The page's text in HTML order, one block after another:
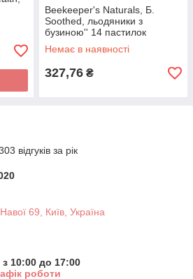
Beekeeper's Naturals, Б.
Soothed, льодяники з
бузиною'' 14 пастилок
Немає в наявності
327,76 ₴
відгуків за рік
69, Київ, Україна
10:00 до 17:00
роботи